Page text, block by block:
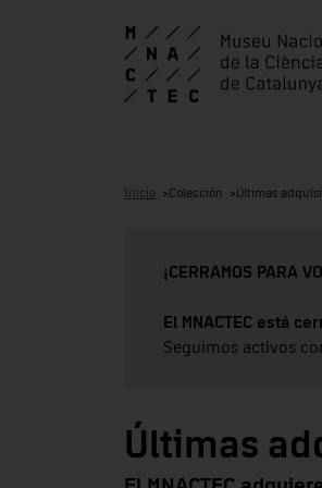
Inicio Colección Últimas
¡CERRAMOS PARA
El MNACTEC está
Seguimos activos
Últimas